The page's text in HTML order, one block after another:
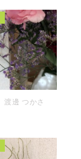
渡邊 つかさ